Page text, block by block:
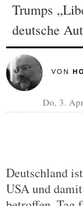
Trumps
deutsche
VON
Do, 3.
Deutschland
USA und